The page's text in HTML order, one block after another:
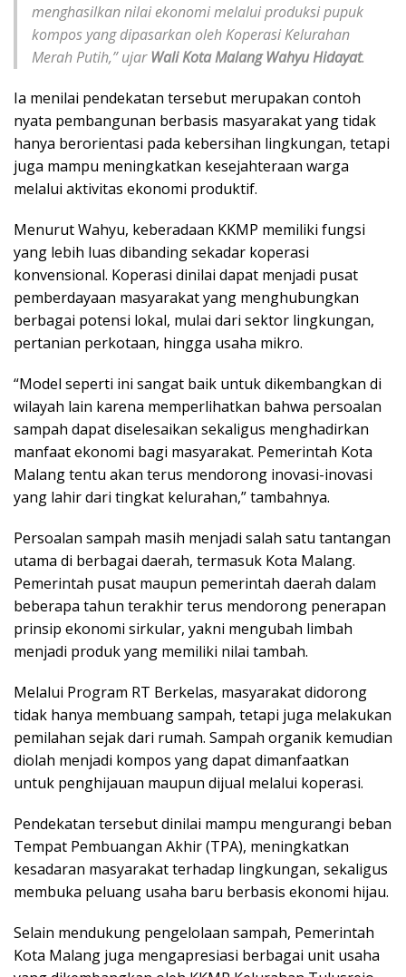
menghasilkan nilai ekonomi melalui produksi pupuk
kompos yang dipasarkan oleh Koperasi Kelurahan
Merah Putih,” ujarWali Kota Malang Wahyu Hidayat.
Ia menilai pendekatan tersebut merupakan contoh
nyata pembangunan berbasis masyarakat yang tidak
hanya berorientasi pada kebersihan lingkungan, tetapi
juga mampu meningkatkan kesejahteraan warga
melalui aktivitas ekonomi produktif.
Menurut Wahyu, keberadaan KKMP memiliki fungsi
yang lebih luas dibanding sekadar koperasi
konvensional. Koperasi dinilai dapat menjadi pusat
pemberdayaan masyarakat yang menghubungkan
berbagai potensi lokal, mulai dari sektor lingkungan,
pertanian perkotaan, hingga usaha mikro.
“Model seperti ini sangat baik untuk dikembangkan di
wilayah lain karena memperlihatkan bahwa persoalan
sampah dapat diselesaikan sekaligus menghadirkan
manfaat ekonomi bagi masyarakat. Pemerintah Kota
Malang tentu akan terus mendorong inovasi-inovasi
yang lahir dari tingkat kelurahan,” tambahnya.
Persoalan sampah masih menjadi salah satu tantangan
utama di berbagai daerah, termasuk Kota Malang.
Pemerintah pusat maupun pemerintah daerah dalam
beberapa tahun terakhir terus mendorong penerapan
prinsip ekonomi sirkular, yakni mengubah limbah
menjadi produk yang memiliki nilai tambah.
Melalui Program RT Berkelas, masyarakat didorong
tidak hanya membuang sampah, tetapi juga melakukan
pemilahan sejak dari rumah. Sampah organik kemudian
diolah menjadi kompos yang dapat dimanfaatkan
untuk penghijauan maupun dijual melalui koperasi.
Pendekatan tersebut dinilai mampu mengurangi beban
Tempat Pembuangan Akhir (TPA), meningkatkan
kesadaran masyarakat terhadap lingkungan, sekaligus
membuka peluang usaha baru berbasis ekonomi hijau.
Selain mendukung pengelolaan sampah, Pemerintah
Kota Malang juga mengapresiasi berbagai unit usaha